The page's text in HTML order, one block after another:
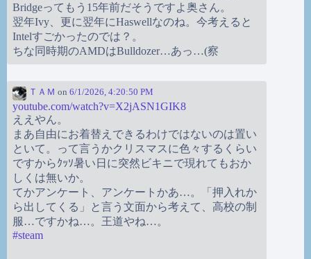
Bridgeってもう15年前だそうですよ奥さん。
翌年Ivy、更に翌年にHaswellなのね。今考えると
Intelすごかったのでは？。
ちな同時期のAMDはBulldozer…あっ…(察
ＴＡＭ on 6/1/2026, 4:20:50 PM
youtube.com/watch?v=X2jASN1GIK8
ええやん。
まあ自由にお着替えできるわけではないのは置い
といて。って言うかクリスマスに色々するくらい
ですからｸｯｿ暑い日に突然ビキニで現れてもおか
しくは無いか。
てかアンケート、アンケートかあ…。「押入れか
ら出してくる」と言う文面から考えて、高校の制
服…ですかね…。王道やね…。
#steam